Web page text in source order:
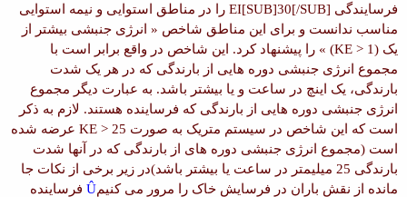
فرسایندگی EI[SUB]30[/SUB] را در مناطق استوایی و نیمه استوایی
مناسب ندانست و برای این مناطق شاخص « انرژی جنبشی بیشتر از
یک (KE > 1)
» را پیشنهاد کرد. این شاخص در واقع برابر است با
مجموع انرژی جنبشی دوره هایی از بارندگی که در هر یک شدت
بارندگی، یک اینچ در ساعت و یا بیشتر باشد. به عبارت دیگر مجموع
انرژی جنبشی دوره هایی از بارندگی که فرساینده هستند. لازم به ذکر
است که این شاخص در سیستم متریک به صورت KE > 25 عرضه شده
است (مجموع انرژی جنبشی دوره های از بارندگی که در آنها شدت
بارندگی 25 میلیمتر در ساعت یا بیشتر باشد)
در زیر برخی از نکات جا
مانده از نقش باران در فرسایش خاک را مرور می کنیمÛ فرساینده